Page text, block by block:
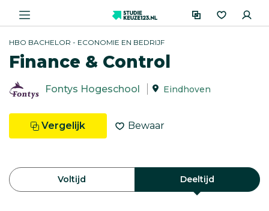
HBO BACHELOR - ECONOMIE EN BEDRIJF
Finance & Control
Fontys Hogeschool Eindhoven
Vergelijk Bewaar
Voltijd Deeltijd